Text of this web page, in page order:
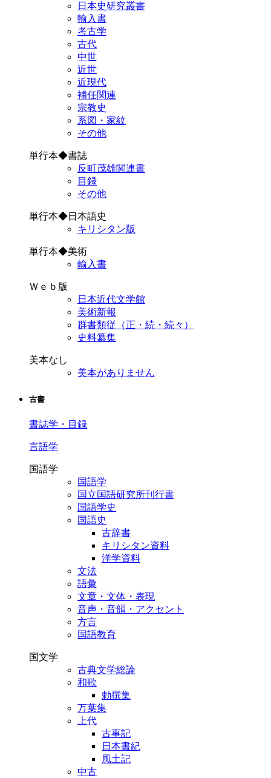
日本史研究叢書
輸入書
考古学
古代
中世
近世
近現代
補任関連
宗教史
系図・家紋
その他
単行本◆書誌
反町茂雄関連書
目録
その他
単行本◆日本語史
キリシタン版
単行本◆美術
輸入書
Ｗｅｂ版
日本近代文学館
美術新報
群書類従（正・続・続々）
史料纂集
美本なし
美本がありません
古書
書誌学・目録
言語学
国語学
国語学
国立国語研究所刊行書
国語学史
国語史
古辞書
キリシタン資料
洋学資料
文法
語彙
文章・文体・表現
音声・音韻・アクセント
方言
国語教育
国文学
古典文学総論
和歌
勅撰集
万葉集
上代
古事記
日本書紀
風土記
中古